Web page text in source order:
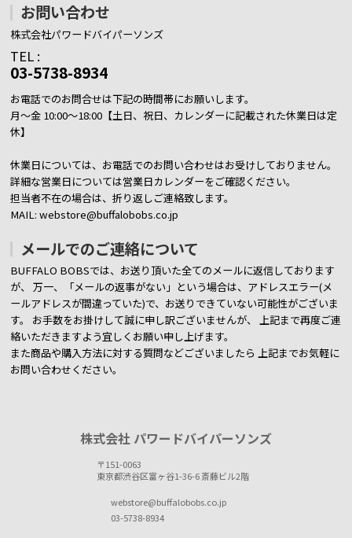
お問い合わせ
株式会社パワードバイパーソンズ
TEL :
03-5738-8934
お電話でのお問合せは下記の時間帯にお願いします。
月～金 10:00～18:00【土日、祝日、カレンダーに記載された休業日は定
休】
休業日については、お電話でのお問い合わせはお受けしておりません。
詳細な営業日については営業日カレンダーをご確認ください。
担当者不在の場合は、折り返しご連絡致します。
MAIL: webstore@buffalobobs.co.jp
メールでのご連絡について
BUFFALO BOBSでは、お送り頂いた全てのメールに返信しております
が、 万一、「メールの返事がない」という場合は、アドレスエラー(メ
ールアドレスが間違っていた)で、お送りできていない可能性がございま
す。 お手数をお掛けして誠に申し訳ございませんが、 上記まで再度ご連
絡いただきますよう宜しくお願い申し上げます。
また商品や購入方法に対する質問などございましたら上記までお気軽に
お問い合わせください。
株式会社 パワードバイパーソンズ
〒151-0063
東京都渋谷区富ヶ谷1-36-6 斎藤ビル2階
webstore@buffalobobs.co.jp
03-5738-8934